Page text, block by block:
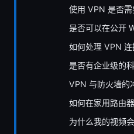
使用 VPN 是否需
是否可以在公开
如何处理 VPN 连
是否有企业级的
VPN 与防火墙的
如何在家用路由
为什么我的视频